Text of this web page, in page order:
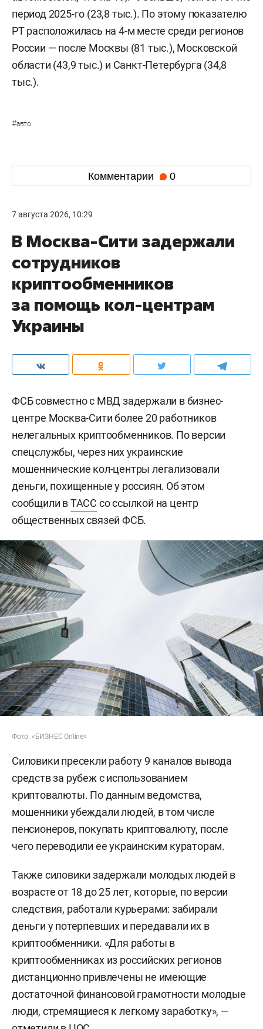
период 2025-го (23,8 тыс.). По этому показателю
РТ расположилась на 4-м месте среди регионов
России — после Москвы (81 тыс.), Московской
области (43,9 тыс.) и Санкт-Петербурга (34,8
тыс.).
#авто
Комментарии 0
7 августа 2026, 10:29
В Москва-Сити задержали
сотрудников
криптообменников
за помощь кол-центрам
Украины
ФСБ совместно с МВД задержали в бизнес-
центре Москва-Сити более 20 работников
нелегальных криптообменников. По версии
спецслужбы, через них украинские
мошеннические кол-центры легализовали
деньги, похищенные у россиян. Об этом
сообщили вТАСС со ссылкой на центр
общественных связей ФСБ.
Фото: «БИЗНЕС Online»
Силовики пресекли работу 9 каналов вывода
средств за рубеж с использованием
криптовалюты. По данным ведомства,
мошенники убеждали людей, в том числе
пенсионеров, покупать криптовалюту, после
чего переводили ее украинским кураторам.
Также силовики задержали молодых людей в
возрасте от 18 до 25 лет, которые, по версии
следствия, работали курьерами: забирали
деньги у потерпевших и передавали их в
криптообменники. «Для работы в
криптообменниках из российских регионов
дистанционно привлечены не имеющие
достаточной финансовой грамотности молодые
люди, стремящиеся к легкому заработку», —